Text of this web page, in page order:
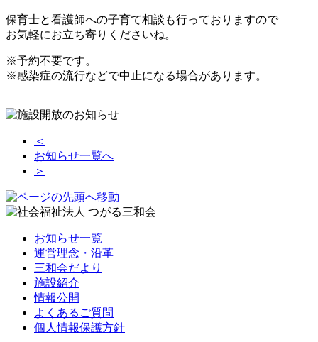
保育士と看護師への子育て相談も行っておりますので
お気軽にお立ち寄りくださいね。
※予約不要です。
※感染症の流行などで中止になる場合があります。
＜
お知らせ一覧へ
＞
お知らせ一覧
運営理念・沿革
三和会だより
施設紹介
情報公開
よくあるご質問
個人情報保護方針